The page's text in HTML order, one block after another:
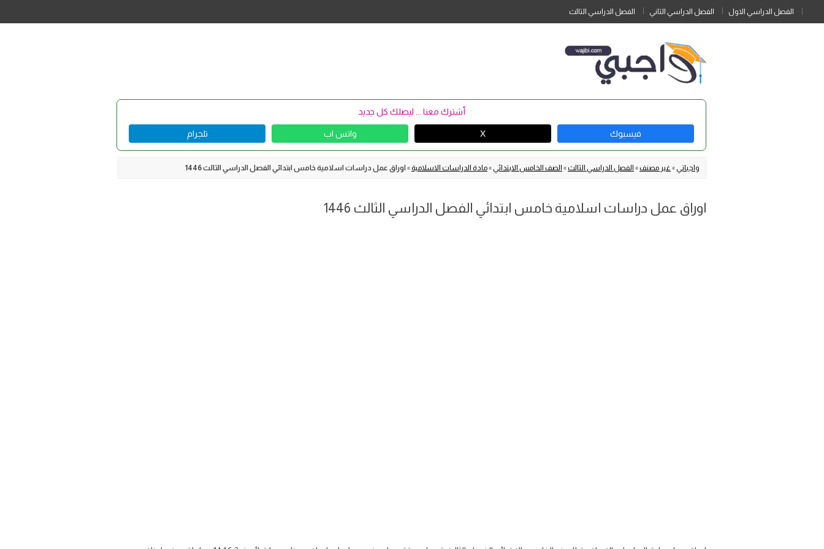
الفصل الدراسي الاول الفصل الدراسي الثاني الفصل الدراسي الثالث
أشترك معنا ... ليصلك كل جديد
فيسبوك X واتس اب تلجرام
واجباتي » غير مصنف» الفصل الدراسي الثالث» الصف الخامس الابتدائي »مادة الدراسات الاسلامية » اوراق عمل دراسات اسلامية خامس ابتدائي الفصل الدراسي الثالث 1446
اوراق عمل دراسات اسلامية خامس ابتدائي الفصل الدراسي الثالث 1446